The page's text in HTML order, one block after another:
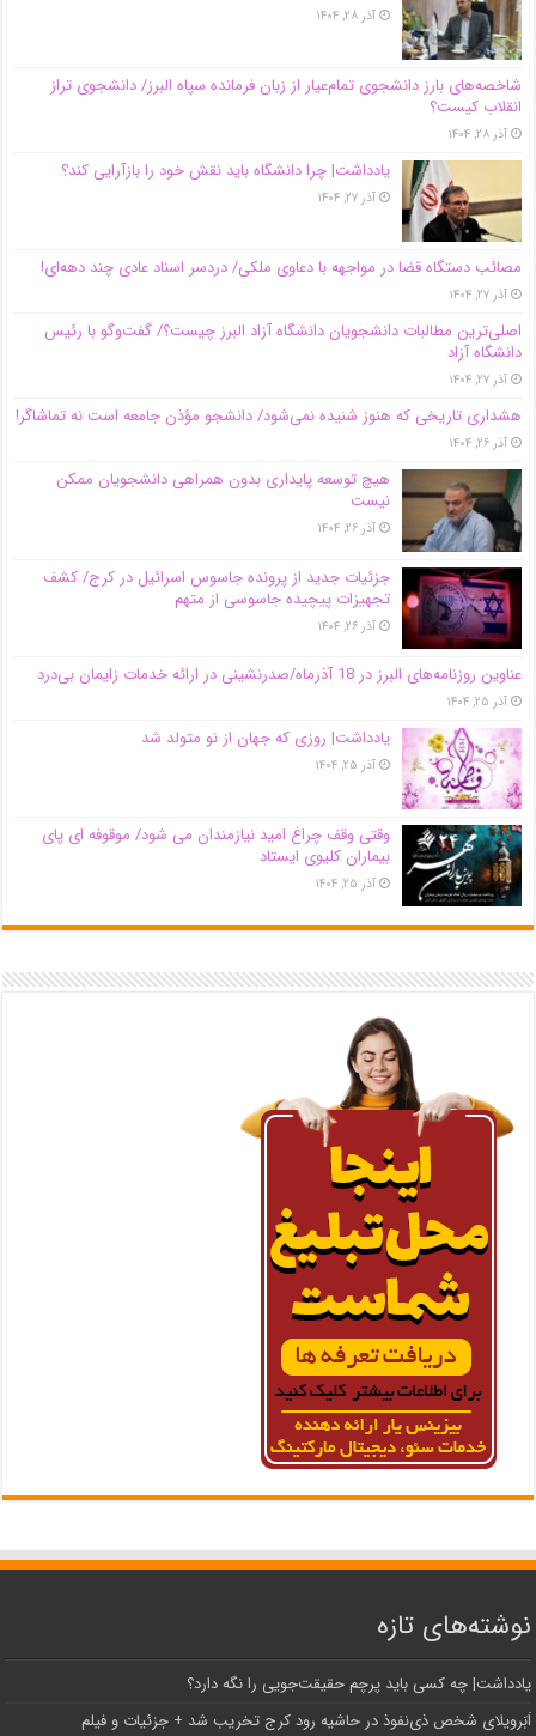
آذر ۲۸, ۱۴۰۴
شاخصه‌های بارز دانشجوی تمام‌عیار از زبان فرمانده سپاه البرز/ دانشجوی تراز
انقلاب کیست؟
آذر ۲۸, ۱۴۰۴
یادداشت| چرا دانشگاه باید نقش خود را بازآرایی کند؟
آذر ۲۷, ۱۴۰۴
مصائب دستگاه قضا در مواجهه با دعاوی ملکی/ دردسر اسناد عادی چند‌ دهه‌ای!
آذر ۲۷, ۱۴۰۴
اصلی‌ترین مطالبات دانشجویان دانشگاه آزاد البرز چیست؟/ گفت‌وگو با رئیس
دانشگاه آز‌اد
آذر ۲۷, ۱۴۰۴
هشداری تاریخی که هنوز شنیده نمی‌شود/ دانشجو مؤذن جامعه است نه تماشاگر!
آذر ۲۶, ۱۴۰۴
هیچ توسعه پایداری بدون همراهی دانشجویان ممکن
نیست
آذر ۲۶, ۱۴۰۴
جزئیات جدید از پرونده جاسوس اسرائیل در کرج/‌ کشف
تجهیزات پیچیده جاسوسی از متهم
آذر ۲۶, ۱۴۰۴
عناوین روزنامه‌های البرز در ‌18 آذرماه/صدرنشینی در ارائه خدمات زایمان بی‌درد
آذر ۲۵, ۱۴۰۴
یادداشت| روزی که جهان از نو متولد شد
آذر ۲۵, ۱۴۰۴
وقتی وقف چراغ امید نیازمندان می شود/ موقوفه ای پای
بیماران کلیوی ایستاد
آذر ۲۵, ۱۴۰۴
نوشته‌های تازه
یادداشت| ‌چه کسی باید پرچم حقیقت‌جویی را نگه دارد؟
اَبَر‌ویلای شخص ذی‌نفوذ در حاشیه‌ رود کرج تخریب شد + جزئیات و فیلم